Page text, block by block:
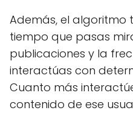
Además, el algoritmo
tiempo que pasas
publicaciones y la
interactúas con
Cuanto más
contenido de ese